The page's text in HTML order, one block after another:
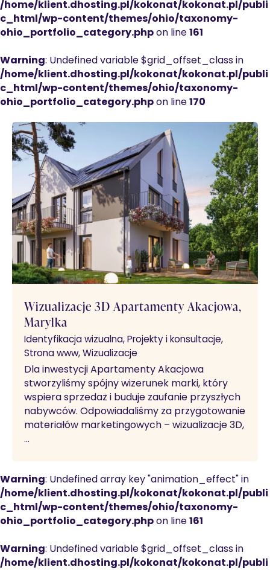
/home/klient.dhosting.pl/kokonat/kokonat.pl/publi
c_html/wp-content/themes/ohio/taxonomy-
ohio_portfolio_category.php on line 161
Warning: Undefined variable $grid_offset_class in
/home/klient.dhosting.pl/kokonat/kokonat.pl/publi
c_html/wp-content/themes/ohio/taxonomy-
ohio_portfolio_category.php on line 170
Wizualizacje 3D Apartamenty Akacjowa,
Marylka
Identyfikacja wizualna
Projekty i konsultacje
Strona www Wizualizacje
Dla inwestycji Apartamenty Akacjowa
stworzyliśmy spójny wizerunek marki, który
wspiera sprzedaż i buduje zaufanie przyszłych
nabywców. Odpowiadaliśmy za przygotowanie
materiałów marketingowych – wizualizacje 3D,
…
Warning: Undefined array key "animation_effect" in
/home/klient.dhosting.pl/kokonat/kokonat.pl/publi
c_html/wp-content/themes/ohio/taxonomy-
ohio_portfolio_category.php on line 161
Warning: Undefined variable $grid_offset_class in
/home/klient.dhosting.pl/kokonat/kokonat.pl/publi